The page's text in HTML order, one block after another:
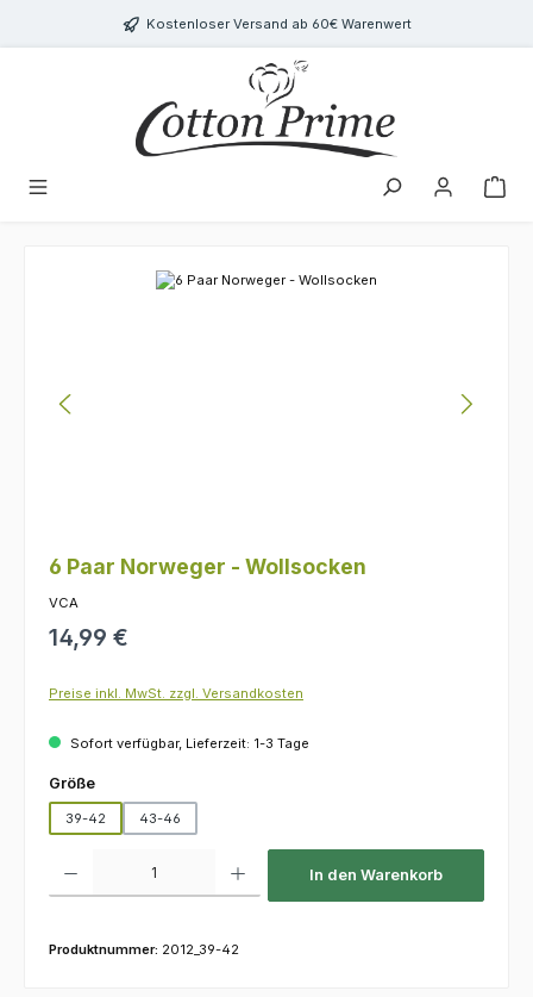
Zum Hauptinhalt springenKostenloser Versand ab 60€ Warenwert
Bildergalerie überspringen
6 Paar Norweger - Wollsocken
VCA
Regulärer Preis:
14,99 €
Preise inkl. MwSt. zzgl. Versandkosten
Sofort verfügbar, Lieferzeit: 1-3 Tage
Größeauswählen
39-42 43-46
In den Warenkorb
Produktnummer: 2012_39-42